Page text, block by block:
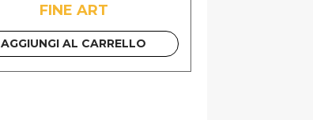
FINE ART
AGGIUNGI AL CARRELLO